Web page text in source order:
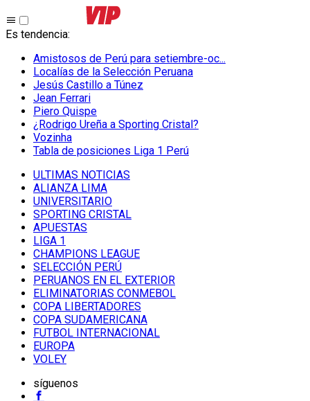
Es tendencia:
Amistosos de Perú para setiembre-oc...
Localías de la Selección Peruana
Jesús Castillo a Túnez
Jean Ferrari
Piero Quispe
¿Rodrigo Ureña a Sporting Cristal?
Vozinha
Tabla de posiciones Liga 1 Perú
ULTIMAS NOTICIAS
ALIANZA LIMA
UNIVERSITARIO
SPORTING CRISTAL
APUESTAS
LIGA 1
CHAMPIONS LEAGUE
SELECCIÓN PERÚ
PERUANOS EN EL EXTERIOR
ELIMINATORIAS CONMEBOL
COPA LIBERTADORES
COPA SUDAMERICANA
FUTBOL INTERNACIONAL
EUROPA
VOLEY
síguenos